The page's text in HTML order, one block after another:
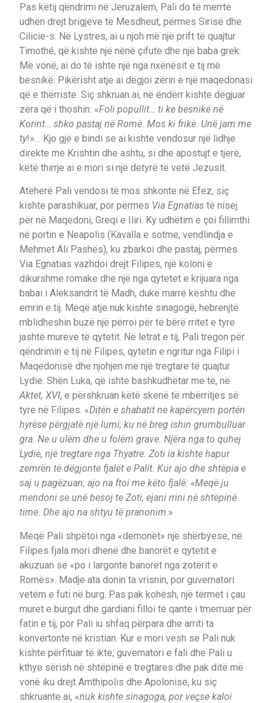
Pas këtij qëndrimi në Jeruzalem, Pali do të merrte
udhën drejt brigjeve të Mesdheut, përmes Sirisë dhe
Cilicie-s. Në Lystres, ai u njoh më një prift të quajtur
Timothé, që kishte një nënë çifute dhe një baba grek.
Më vonë, ai do të ishte një nga nxënësit e tij më
besnikë. Pikërisht atje ai dëgjoi zërin e një maqedonasi
që e thërriste. Siç shkruan ai, në ëndërr kishte dëgjuar
zëra që i thoshin: «Foli popullit… ti ke besnikë në
Korint… shko pastaj në Romë. Mos ki frikë. Unë jam me
ty!»… Kjo gjë e bindi se ai kishte vendosur një lidhje
direkte me Krishtin dhe ashtu, si dhe apostujt e tjerë,
këtë thirrje ai e mori si një detyrë të vetë Jezusit.
Atëherë Pali vendosi të mos shkonte në Efez, siç
kishte parashikuar, por përmes Via Egnatias të nisej
për në Maqedoni, Greqi e Iliri. Ky udhëtim e çoi fillimthi
në portin e Neapolis (Kavalla e sotme, vendlindja e
Mehmet Ali Pashës), ku zbarkoi dhe pastaj, përmes
Via Egnatias vazhdoi drejt Filipes, një koloni e
dikurshme romake dhe një nga qytetet e krijuara nga
babai i Aleksandrit të Madh, duke marrë kështu dhe
emrin e tij. Meqë atje nuk kishte sinagogë, hebrenjtë
mblidheshin buzë një përroi për të bërë rritet e tyre
jashtë mureve të qytetit. Në letrat e tij, Pali tregon për
qëndrimin e tij në Filipes, qytetin e ngritur nga Filipi i
Maqedonisë dhe njohjen me një tregtare të quajtur
Lydie. Shën Luka, që ishte bashkudhëtar me të, në
Aktet, XVI, e përshkruan këtë skenë të mbërritjes së
tyre në Filipes. «Ditën e shabatit ne kapërcyem portën
hyrëse përgjatë një lumi, ku në breg ishin grumbulluar
gra. Ne u ulëm dhe u folëm grave. Njëra nga to quhej
Lydie, një tregtare nga Thyatre. Zoti ia kishte hapur
zemrën të dëgjonte fjalët e Palit. Kur ajo dhe shtëpia e
saj u pagëzuan, ajo na ftoi me këto fjalë: «Meqë ju
mendoni se unë besoj te Zoti, ejani rrini në shtëpinë
time. Dhe ajo na shtyu të pranonim.»
Meqë Pali shpëtoi nga «demonët» një shërbyese, në
Filipes fjala mori dhenë dhe banorët e qytetit e
akuzuan se «po i largonte banorët nga zotërit e
Romës». Madje ata donin ta vrisnin, por guvernatori
vetëm e futi në burg. Pas pak kohësh, një tërmet i çau
muret e burgut dhe gardiani filloi të qante i tmerruar për
fatin e tij, por Pali iu shfaq përpara dhe arriti ta
konvertonte në kristian. Kur e mori vesh se Pali nuk
kishte përfituar të ikte, guvernatori e fali dhe Pali u
kthye sërish në shtëpinë e tregtares dhe pak ditë më
vonë iku drejt Amthipolis dhe Apolonisë, ku siç
shkruante ai, «nuk kishte sinagoga, por veçse kaloi